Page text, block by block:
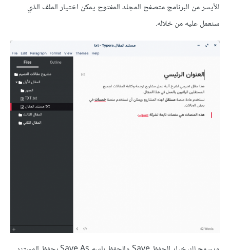
اﻷيسر من البرنامج متصفح المجلد المفتوح يمكن اختيار الملف الذي
سنعمل عليه من خلاله.